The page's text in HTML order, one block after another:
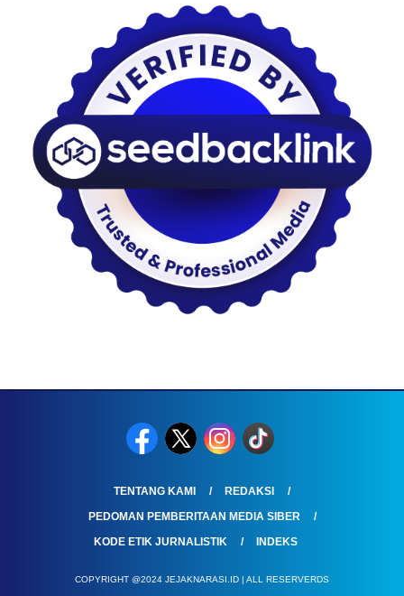
TENTANG KAMI
REDAKSI
PEDOMAN PEMBERITAAN MEDIA SIBER
KODE ETIK JURNALISTIK
INDEKS
COPYRIGHT @2024 JEJAKNARASI.ID | ALL RESERVERDS